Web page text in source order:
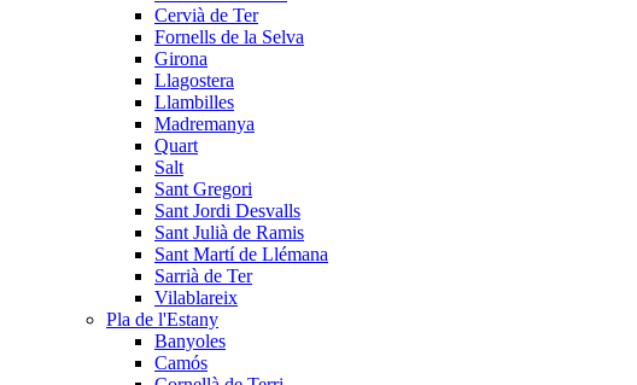
Cervià de Ter
Fornells de la Selva
Girona
Llagostera
Llambilles
Madremanya
Quart
Salt
Sant Gregori
Sant Jordi Desvalls
Sant Julià de Ramis
Sant Martí de Llémana
Sarrià de Ter
Vilablareix
Pla de l'Estany
Banyoles
Camós